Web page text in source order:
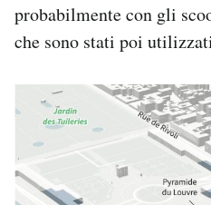
probabilmente con gli
che sono stati poi